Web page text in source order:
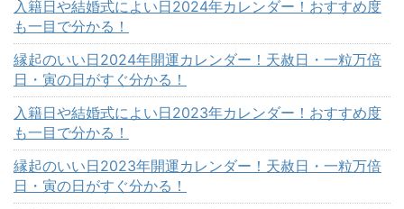
入籍日や結婚式によい日2024年カレンダー！おすすめ度
も一目で分かる！
縁起のいい日2024年開運カレンダー！天赦日・一粒万倍
日・寅の日がすぐ分かる！
入籍日や結婚式によい日2023年カレンダー！おすすめ度
も一目で分かる！
縁起のいい日2023年開運カレンダー！天赦日・一粒万倍
日・寅の日がすぐ分かる！